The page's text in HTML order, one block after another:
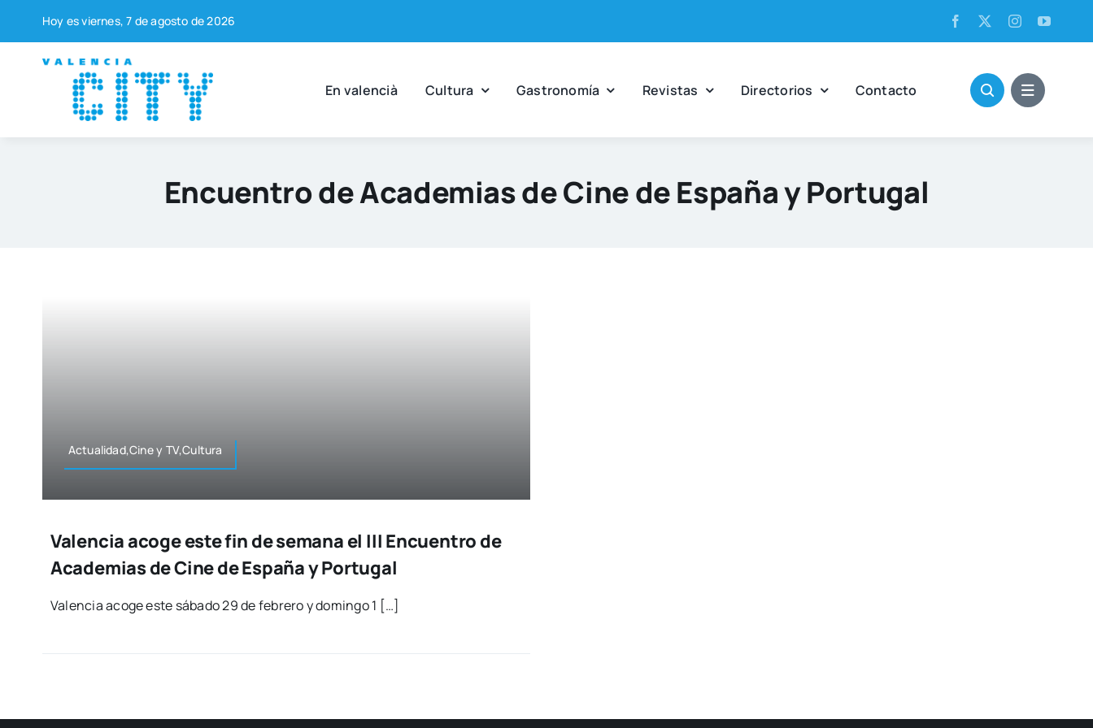
contenido
Hoy es vier­nes, 7 de agos­to de 2026
En valen­cià Cul­tu­ra Gas­tro­no­mía Revis­tas Direc­to­rios Con­tac­to
Encuentro de Academias de Cine de España y Portugal
Actualidad,Cine y TV,Cultura
Valencia acoge este fin de semana el III Encuentro de
Academias de Cine de España y Portugal
Valen­cia aco­ge este sába­do 29 de febre­ro y domin­go 1 […]